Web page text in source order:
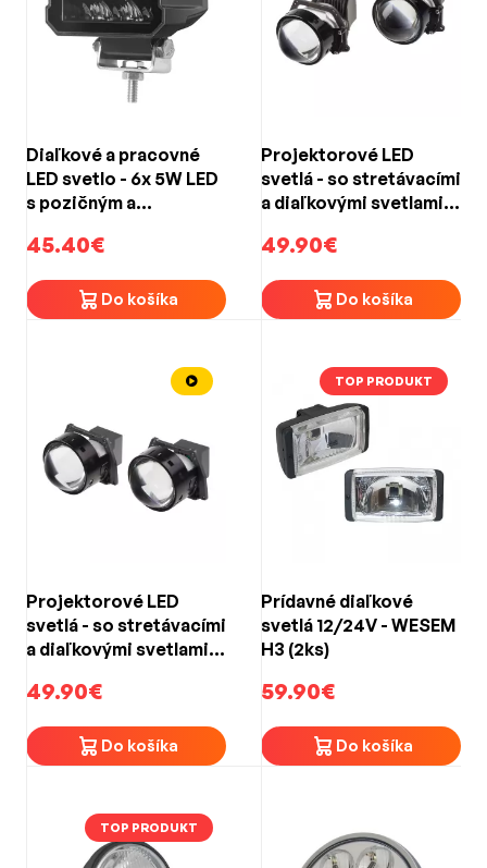
Diaľkové a pracovné
LED svetlo - 6x 5W LED
s pozičným a
10-30V / ECE R10, R149
45.40€
Do košíka
Projektorové LED
svetlá - so stretávacími
a diaľkovými svetlami
(79x104mm)
49.90€
Do košíka
Projektorové LED
svetlá - so stretávacími
a diaľkovými svetlami
49.90€
Do košíka
TOP PRODUKT
Prídavné diaľkové
svetlá 12/24V - WESEM
H3 (2ks)
59.90€
Do košíka
TOP PRODUKT